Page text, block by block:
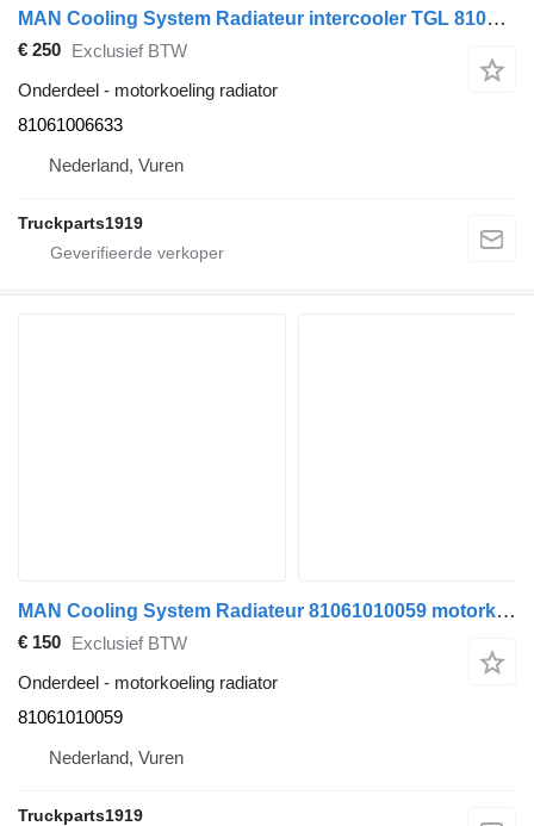
MAN Cooling System Radiateur intercooler TGL 81061006633 motorkoeling radiator voor vrachtwagen
€ 250 Exclusief BTW
Onderdeel - motorkoeling radiator
81061006633
Nederland, Vuren
Truckparts1919
MAN Cooling System Radiateur 81061010059 motorkoeling radiator voor vrachtwagen
€ 150 Exclusief BTW
Onderdeel - motorkoeling radiator
81061010059
Nederland, Vuren
Truckparts1919